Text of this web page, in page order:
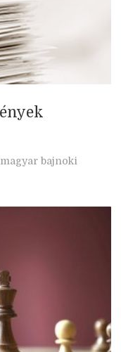
bajnoki